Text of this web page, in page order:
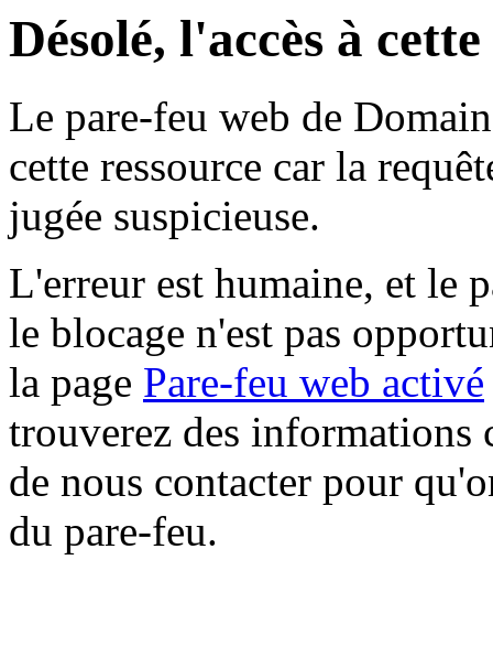
Désolé, l'accès à
Le pare-feu web de
cette ressource car la
jugée suspicieuse.
L'erreur est humaine, et le
le blocage n'est pas
la page Pare-feu web activé
trouverez des informations
de nous contacter pour
du pare-feu.